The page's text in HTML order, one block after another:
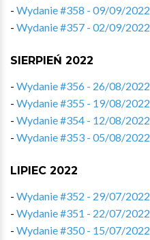
- Wydanie #358 - 09/09/2022
- Wydanie #357 - 02/09/2022
SIERPIEŃ 2022
- Wydanie #356 - 26/08/2022
- Wydanie #355 - 19/08/2022
- Wydanie #354 - 12/08/2022
- Wydanie #353 - 05/08/2022
LIPIEC 2022
- Wydanie #352 - 29/07/2022
- Wydanie #351 - 22/07/2022
- Wydanie #350 - 15/07/2022